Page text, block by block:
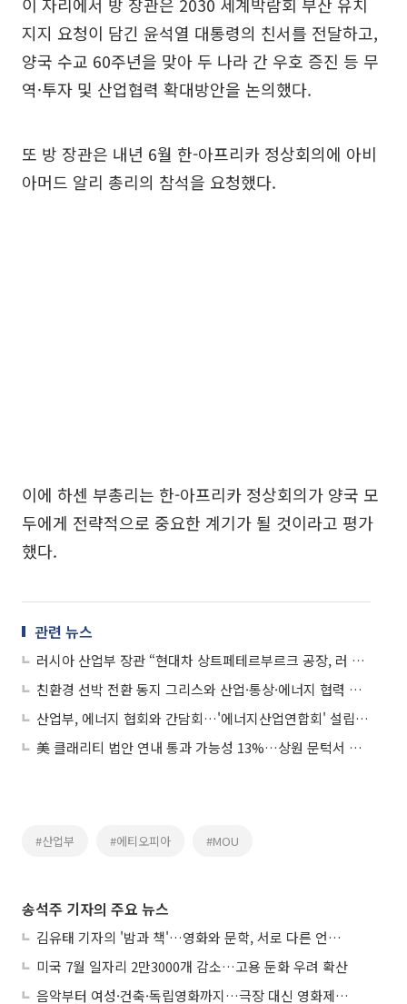
지지 요청이 담긴 윤석열 대통령의 친서를 전달하고,
양국 수교 60주년을 맞아 두 나라 간 우호 증진 등 무
역·투자 및 산업협력 확대방안을 논의했다.
또 방 장관은 내년 6월 한-아프리카 정상회의에 아비
아머드 알리 총리의 참석을 요청했다.
이에 하센 부총리는 한-아프리카 정상회의가 양국 모
두에게 전략적으로 중요한 계기가 될 것이라고 평가
했다.
관련 뉴스
러시아 산업부 장관 “현대차 상트페테르부르크 공장, 러 기업이 인수”
친환경 선박 전환 동지 그리스와 산업·통상·에너지 협력 강화
산업부, 에너지 협회와 간담회…'에너지산업연합회' 설립 협력
美 클래리티 법안 연내 통과 가능성 13%…상원 문턱서 제동
#산업부 #에티오피아 #MOU
송석주 기자의 주요 뉴스
김유태 기자의 '밤과 책'…영화와 문학, 서로 다른 언어를 읽다
미국 7월 일자리 2만3000개 감소…고용 둔화 우려 확산
음악부터 여성·건축·독립영화까지…극장 대신 영화제로 즐기는 스크린 여행